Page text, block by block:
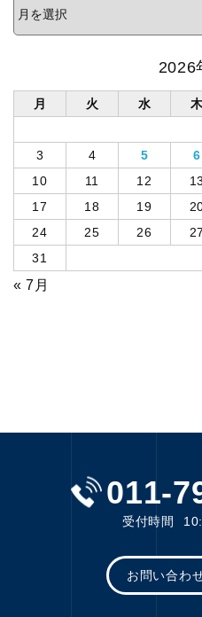
2026
月 火 水 木
3
4 5 6
10
11 12 13
17
18 19
24
25 26 27
31
« 7月
011-
受付時間
お問い合わ